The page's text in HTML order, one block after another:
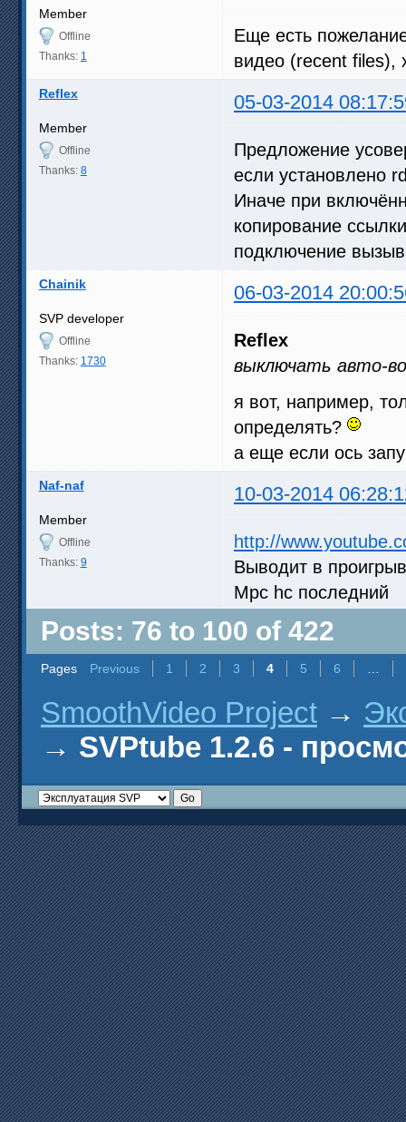
Member
Offline
Thanks: 1
Еще есть
видео (recent files),
Reflex 05-03-2014
Member
Offline
Thanks: 8
Предложение
если установлено
Иначе при
копирование
подключение
Chainik 06-03-2014
SVP developer
Offline
Thanks: 1730
Reflex
выключать авто-
я вот, например,
определять?
а еще если ось
Naf-naf 10-03-2014
Member
Offline
Thanks: 9
http://
Выводит в
Mpc hc последний
Posts: 76 to 100 of 422
Pages Previous 1 2 3 4 5 6
SmoothVideo Project →
→ SVPtube 1.2.6 -